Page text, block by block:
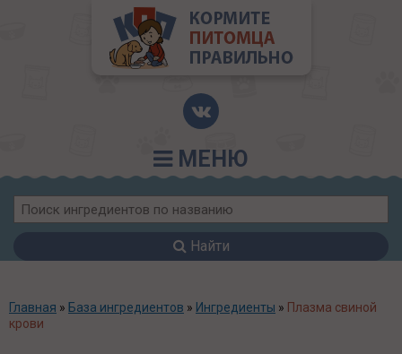
МЕНЮ
Найти
Главная » База ингредиентов » Ингредиенты » Плазма свиной
крови